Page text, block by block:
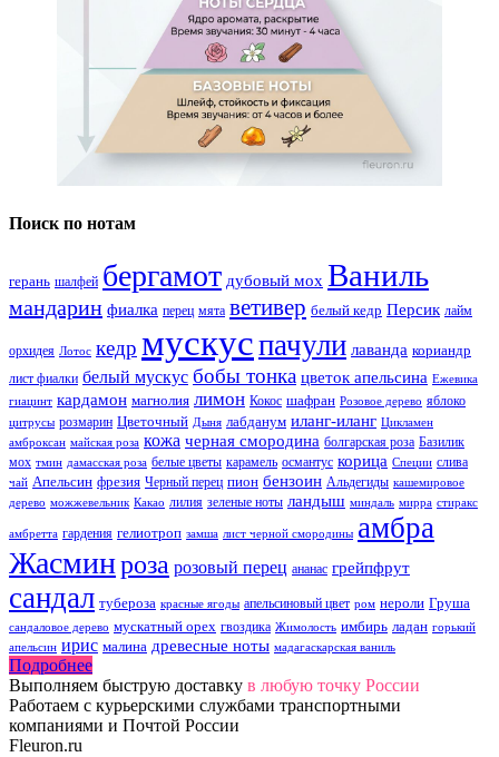
Поиск по нотам
герань шалфей бергамот дубовый мох Ваниль
мандарин фиалка перец мята ветивер белый кедр Персик лайм
орхидея Лотос кедр мускуспачули лаванда кориандр
лист фиалки белый мускус бобы тонка цветок апельсина Ежевика
гиацинт кардамон магнолия лимон Кокос шафран Розовое дерево яблоко
цитрусы розмарин Цветочный Дыня лабданум иланг-иланг Цикламен
амброксан майская роза кожа черная смородина болгарская роза Базилик
мох тмин дамасская роза белые цветы карамель османтус корица Специи слива
чай Апельсин фрезия Черный перец пион бензоин Альдегиды кашемировое
дерево можжевельник Какао лилия зеленые ноты ландыш миндаль мирра стиракс
амбретта гардения гелиотроп замша лист черной смородины амбра
Жасминроза розовый перец ананас грейпфрут
сандал тубероза красные ягоды апельсиновый цвет ром нероли Груша
сандаловое дерево мускатный орех гвоздика Жимолость имбирь ладан горький
апельсин ирис малина древесные ноты мадагаскарская ваниль
Подробнее
Выполняем быструю доставку в любую точку России
Работаем с курьерскими службами транспортными
компаниями и Почтой России
Fleuron.ru